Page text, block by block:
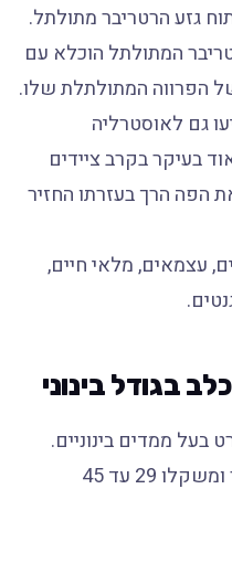
גזע הרטריבר מתולתל.
נטען כי הרטריבר המתולתל הוכלא עם
הפרווה המתולתלת שלו.
הגיעו גם לאוסטרליה
בעיקר בקרב ציידים
הפה הרך בעזרתו החזיר
עצמאים, מלאי חיים,
בגודל בינוני
בעל ממדים בינוניים.
גובהו 58.42 עד 68.58 סנטימטר ומשקלו 29 עד 45